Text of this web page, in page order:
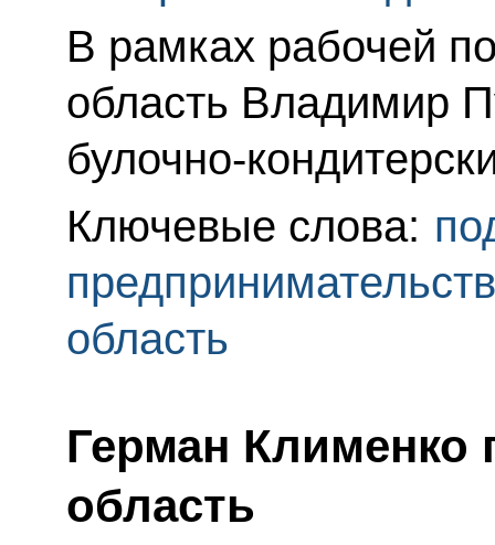
В рамках рабочей
область Владимир
булочно-
Ключевые слова:
область
Герман Клименко
область